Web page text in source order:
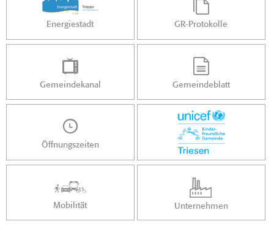
Energiestadt GR-Protokolle
Gemeindekanal Gemeindeblatt
Öffnungszeiten
Mobilität Unternehmen